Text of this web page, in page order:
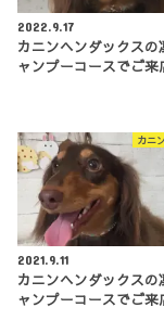
2022.9.17
カニンヘンダックスの
ャンプーコースでご
カニ
2021.9.11
カニンヘンダックスの
ャンプーコースでご